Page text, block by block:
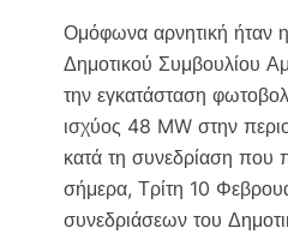
c
e
b
o
o
i
t
t
e
r
a
i
l
p
y
L
i
n
k
Ομόφωνα αρνητική ήταν
Δημοτικού Συμβουλίου
την εγκατάσταση
ισχύος 48 MW στην
κατά τη συνεδρίαση που
σήμερα, Τρίτη 10
συνεδριάσεων του